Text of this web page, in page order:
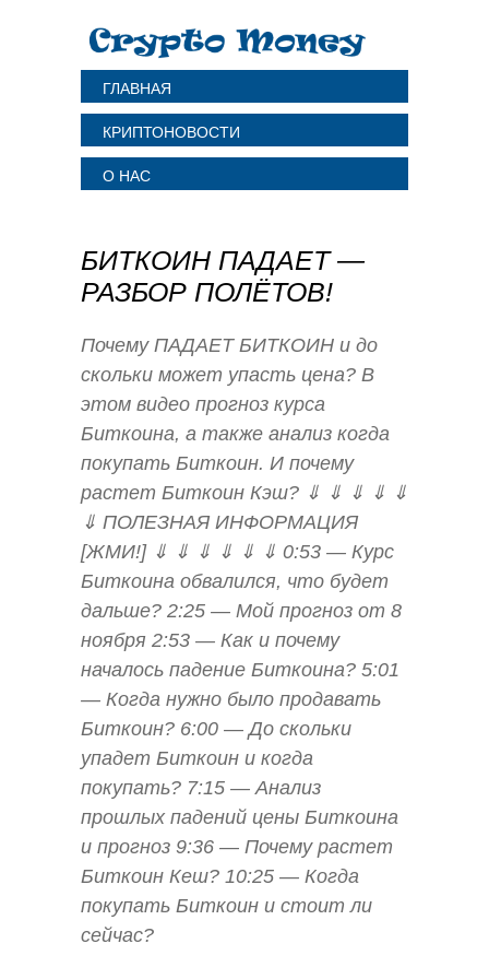
ГЛАВНАЯ
КРИПТОНОВОСТИ
О НАС
БИТКОИН ПАДАЕТ —
РАЗБОР ПОЛЁТОВ!
Почему ПАДАЕТ БИТКОИН и до
скольки может упасть цена? В
этом видео прогноз курса
Биткоина, а также анализ когда
покупать Биткоин. И почему
растет Биткоин Кэш? ⇓ ⇓ ⇓ ⇓ ⇓
⇓ ПОЛЕЗНАЯ ИНФОРМАЦИЯ
[ЖМИ!] ⇓ ⇓ ⇓ ⇓ ⇓ ⇓ 0:53 — Курс
Биткоина обвалился, что будет
дальше? 2:25 — Мой прогноз от 8
ноября 2:53 — Как и почему
началось падение Биткоина? 5:01
— Когда нужно было продавать
Биткоин? 6:00 — До скольки
упадет Биткоин и когда
покупать? 7:15 — Анализ
прошлых падений цены Биткоина
и прогноз 9:36 — Почему растет
Биткоин Кеш? 10:25 — Когда
покупать Биткоин и стоит ли
сейчас?